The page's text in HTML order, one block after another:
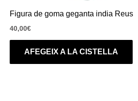
Figura de goma geganta india Reus
40,00€
AFEGEIX A LA CISTELLA